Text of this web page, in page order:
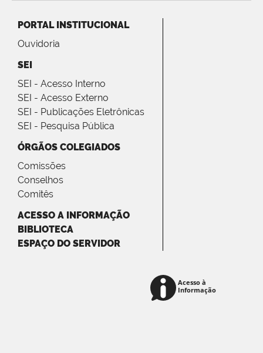
PORTAL INSTITUCIONAL
Ouvidoria
SEI
SEI - Acesso Interno
SEI - Acesso Externo
SEI - Publicações Eletrônicas
SEI - Pesquisa Pública
ÓRGÃOS COLEGIADOS
Comissões
Conselhos
Comitês
ACESSO A INFORMAÇÃO
BIBLIOTECA
ESPAÇO DO SERVIDOR